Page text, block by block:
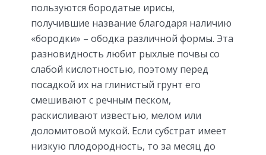
пользуются бородатые ирисы,
получившие название благодаря наличию
«бородки» – ободка различной формы. Эта
разновидность любит рыхлые почвы со
слабой кислотностью, поэтому перед
посадкой их на глинистый грунт его
смешивают с речным песком,
раскисливают известью, мелом или
доломитовой мукой. Если субстрат имеет
низкую плодородность, то за месяц до